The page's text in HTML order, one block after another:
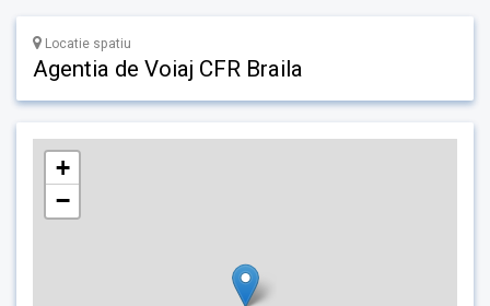
Locatie spatiu
Agentia de Voiaj CFR Braila
+
−